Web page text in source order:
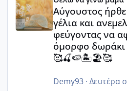
Αύγουστος
γέλια και
φεύγοντας να
όμορφο δωράκι
🥰🍒🍉🏝️🏖️🥰
Demy93· Δευτέρα